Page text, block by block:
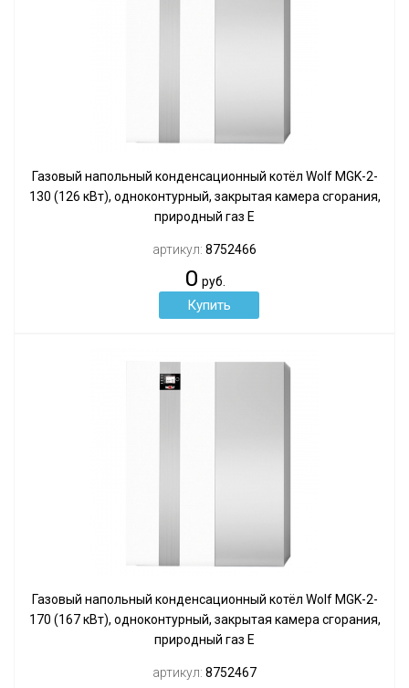
Газовый напольный конденсационный котёл Wolf MGK-2-
130 (126 кВт), одноконтурный, закрытая камера сгорания,
природный газ Е
артикул: 8752466
0 руб.
Газовый напольный конденсационный котёл Wolf MGK-2-
170 (167 кВт), одноконтурный, закрытая камера сгорания,
природный газ Е
артикул: 8752467